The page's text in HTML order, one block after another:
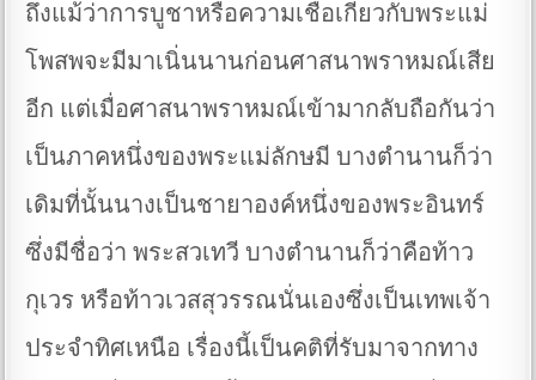
ถึงแม้ว่าการบูชาหรือความเชื่อเกี่ยวกับพระแม่
โพสพจะมีมาเนิ่นนานก่อนศาสนาพราหมณ์เสีย
อีก แต่เมื่อศาสนาพราหมณ์เข้ามากลับถือกันว่า
เป็นภาคหนึ่งของพระแม่ลักษมี บางตำนานก็ว่า
เดิมที่นั้นนางเป็นชายาองค์หนึ่งของพระอินทร์
ซึ่งมีชื่อว่า พระสวเทวี บางตำนานก็ว่าคือท้าว
กุเวร หรือท้าวเวสสุวรรณนั่นเองซึ่งเป็นเทพเจ้า
ประจำทิศเหนือ เรื่องนี้เป็นคติที่รับมาจากทาง